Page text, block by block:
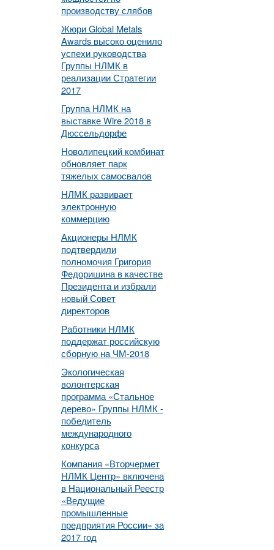
производству слябов
Жюри Global Metals
Awards высоко оценило
успехи руководства
Группы НЛМК в
реализации Стратегии
2017
Группа НЛМК на
выставке Wire 2018 в
Дюссельдорфе
Новолипецкий комбинат
обновляет парк
тяжелых самосвалов
НЛМК развивает
электронную
коммерцию
Акционеры НЛМК
подтвердили
полномочия Григория
Федоришина в качестве
Президента и избрали
новый Совет
директоров
Работники НЛМК
поддержат российскую
сборную на ЧМ-2018
Экологическая
волонтерская
программа «Стальное
дерево» Группы НЛМК -
победитель
международного
конкурса
Компания «Вторчермет
НЛМК Центр» включена
в Национальный Реестр
«Ведущие
промышленные
предприятия России» за
2017 год